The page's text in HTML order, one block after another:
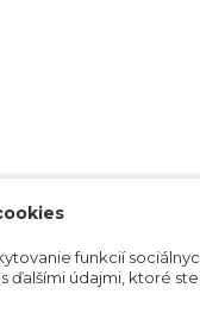
funkcií
ďalšími údajmi, ktoré